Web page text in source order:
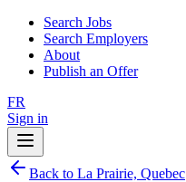
Search Jobs
Search Employers
About
Publish an Offer
FR
Sign in
Back to La Prairie, Quebec